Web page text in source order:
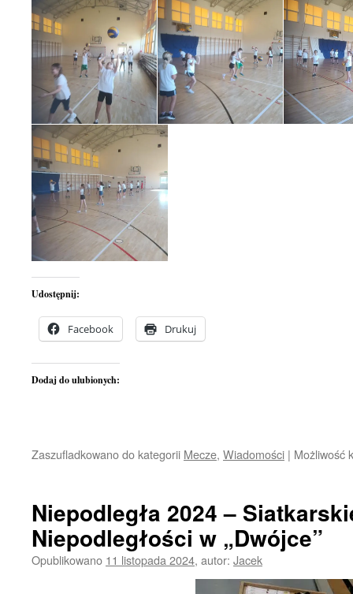
Udostępnij:
Facebook Drukuj
Dodaj do ulubionych:
Zaszufladkowano do kategorii Mecze, Wiadomości | Możliwość
Niepodległa 2024 –
Niepodległości w „Dwójce”
Opublikowano 11 listopada 2024, autor: Jacek